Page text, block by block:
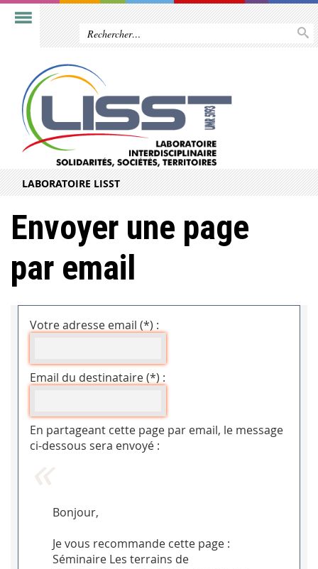
LABORATOIRE LISST
Envoyer une page
par email
Votre adresse email (*) :
Email du destinataire (*) :
En partageant cette page par email, le message
ci-dessous sera envoyé :
Bonjour,
Je vous recommande cette page :
Séminaire Les terrains de